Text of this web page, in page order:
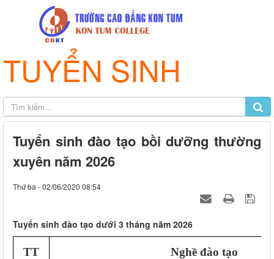
TUYỂN SINH
Tuyển sinh đào tạo bồi dưỡng thường
xuyên năm 2026
Thứ ba - 02/06/2020 08:54
Tuyển sinh đào tạo dưới 3 tháng năm 2026
TT Nghề đào tạo